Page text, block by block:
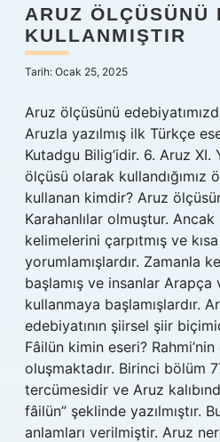
Hakkımızda
ARUZ ÖLÇÜSÜNÜ
KULLANMIŞTIR
Tarih: Ocak 25, 2025
Aruz ölçüsünü
Aruzla yazılmış ilk Türkçe
Kutadgu Bilig’idir. 6. Aruz XI.
ölçüsü olarak kullandığımız
kullanan kimdir? Aruz
Karahanlılar olmuştur.
kelimelerini çarpıtmış ve
yorumlamışlardır. Zamanla
başlamış ve insanlar
kullanmaya başlamışlardır.
edebiyatının şiirsel şiir
Fâilün kimin eseri?
oluşmaktadır. Birinci bölüm
tercümesidir ve Aruz
fâilün” şeklinde yazılmıştır.
anlamları verilmiştir. Aruz